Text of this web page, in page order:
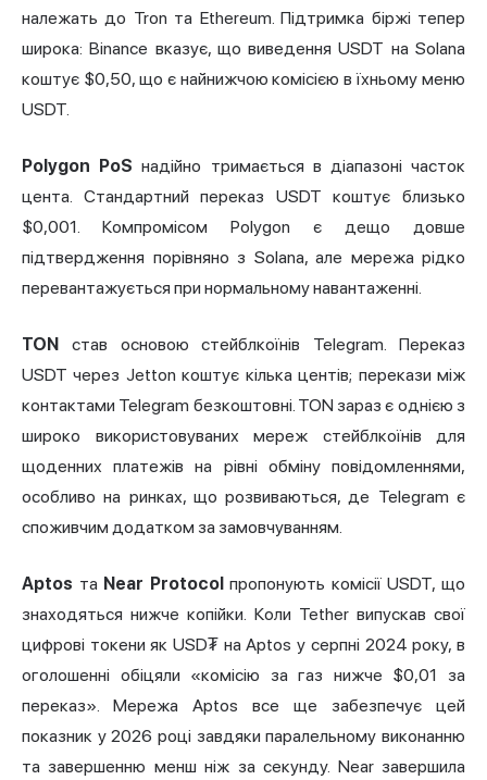
належать до Tron та Ethereum. Підтримка біржі тепер
широка: Binance вказує, що виведення USDT на Solana
коштує $0,50, що є найнижчою комісією в їхньому меню
USDT.
Polygon PoS надійно тримається в діапазоні часток
цента. Стандартний переказ USDT коштує близько
$0,001. Компромісом Polygon є дещо довше
підтвердження порівняно з Solana, але мережа рідко
перевантажується при нормальному навантаженні.
TON став основою стейблкоїнів Telegram. Переказ
USDT через Jetton коштує кілька центів; перекази між
контактами Telegram безкоштовні. TON зараз є однією з
широко використовуваних мереж стейблкоїнів для
щоденних платежів на рівні обміну повідомленнями,
особливо на ринках, що розвиваються, де Telegram є
споживчим додатком за замовчуванням.
Aptos та Near Protocolпропонують комісії USDT, що
знаходяться нижче копійки. Коли Tether випускав свої
цифрові токени як USD₮ на Aptos у серпні 2024 року, в
оголошенні обіцяли «комісію за газ нижче $0,01 за
переказ». Мережа Aptos все ще забезпечує цей
показник у 2026 році завдяки паралельному виконанню
та завершенню менш ніж за секунду. Near завершила